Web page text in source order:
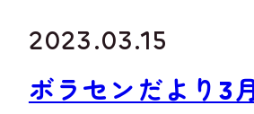
2023.03.15
ボラセンだより3